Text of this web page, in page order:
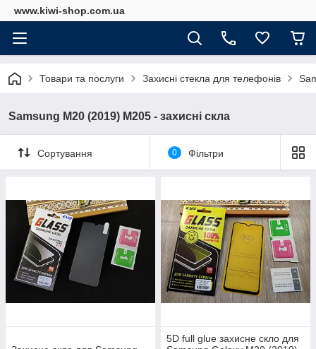
www.kiwi-shop.com.ua
Товари та послуги Захисні стекла для телефонів
Samsung M20 (2019) M205 - захисні скла
Сортування 0 Фільтри
5D full glue захисне скло для